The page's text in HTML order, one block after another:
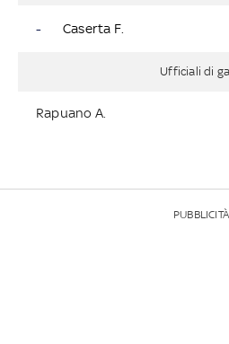
- Caserta F.
Ufficiali di
Rapuano A.
PUBBLICITÀ